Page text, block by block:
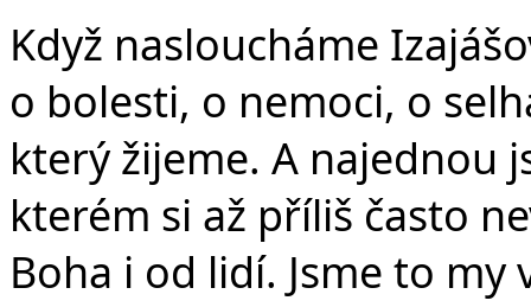
Když nasloucháme
o bolesti, o nemoci, o
který žijeme. A najednou
kterém si až příliš často
Boha i od lidí. Jsme to